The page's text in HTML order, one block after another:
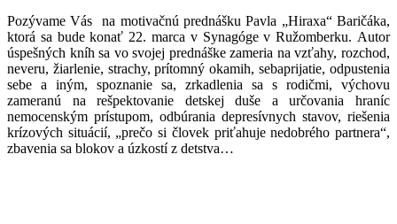
Pozývame Vás na motivačnú prednášku Pavla „Hiraxa“ Baričáka,
ktorá sa bude konať 22. marca v Synagóge v Ružomberku. Autor
úspešných kníh sa vo svojej prednáške zameria na vzťahy, rozchod,
neveru, žiarlenie, strachy, prítomný okamih, sebaprijatie, odpustenia
sebe a iným, spoznanie sa, zrkadlenia sa s rodičmi, výchovu
zameranú na rešpektovanie detskej duše a určovania hraníc
nemocenským prístupom, odbúrania depresívnych stavov, riešenia
krízových situácií, „prečo si človek priťahuje nedobrého partnera“,
zbavenia sa blokov a úzkostí z detstva…